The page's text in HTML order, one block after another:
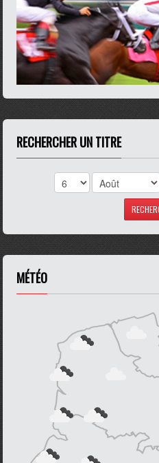
RECHERCHER UN TITRE
MÉTÉO